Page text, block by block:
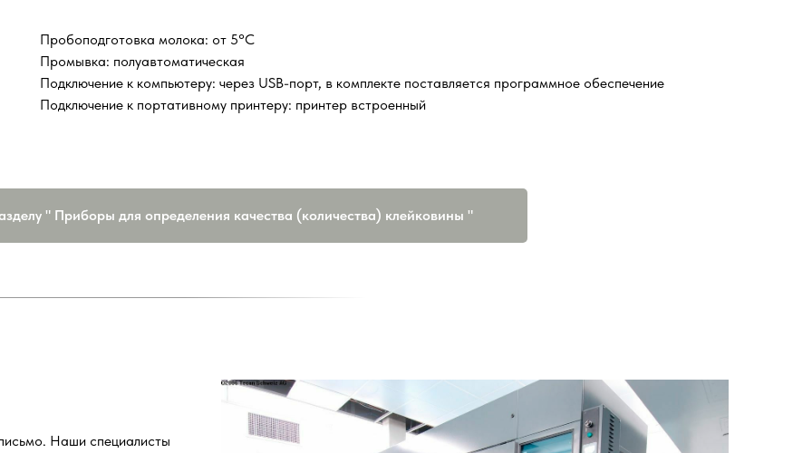
Пробоподготовка молока: от 5°С
Промывка: полуавтоматическая
Подключение к компьютеру: через USB-порт, в комплекте поставляется программное обеспечение
Подключение к портативному принтеру: принтер встроенный
" Приборы для определения качества (количества) клейковины "
Наши специалисты